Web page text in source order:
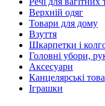
Верхній одяг
Товари для дому
Взуття
Шкарпетки і
Головні убори,
Аксесуари
Канцелярські
Іграшки